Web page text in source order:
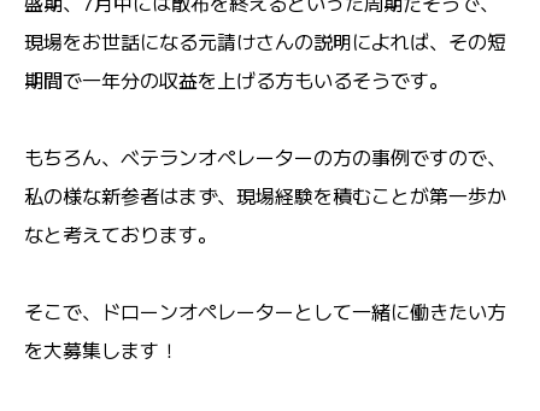
現場をお世話になる元請けさんの説明によれば、その短
期間で一年分の収益を上げる方もいるそうです。
もちろん、ベテランオペレーターの方の事例ですので、
私の様な新参者はまず、現場経験を積むことが第一歩か
なと考えております。
そこで、ドローンオペレーターとして一緒に働きたい方
を大募集します！